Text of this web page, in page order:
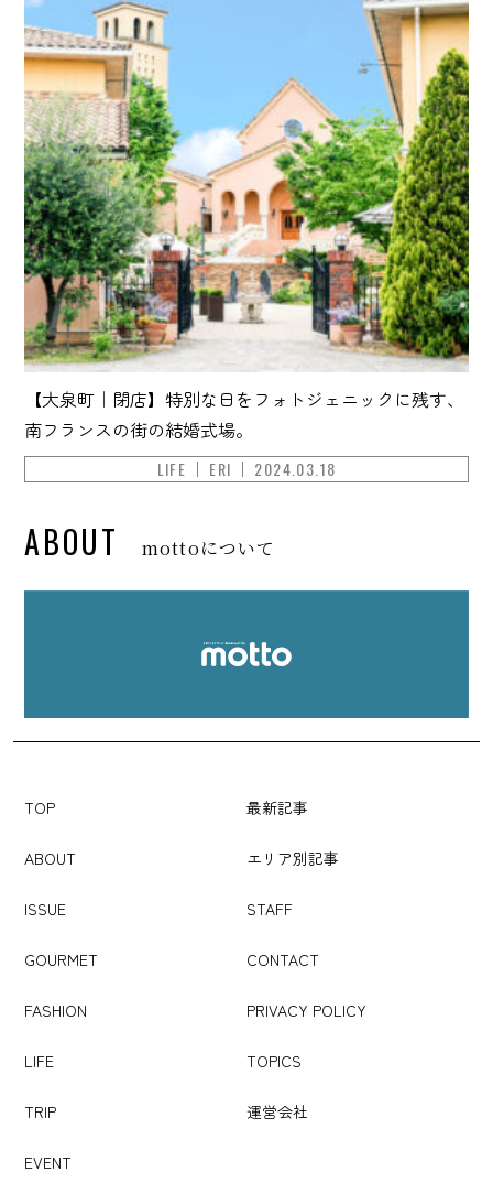
【大泉町｜閉店】特別な日をフォトジェニックに残す、
南フランスの街の結婚式場。
LIFE ERI 2024.03.18
ABOUT mottoについて
TOP 最新記事
ABOUT エリア別記事
ISSUE STAFF
GOURMET CONTACT
FASHION PRIVACY POLICY
LIFE TOPICS
TRIP 運営会社
EVENT